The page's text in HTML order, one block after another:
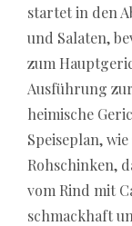
startet in den
und Salaten,
zum
Ausführung
heimische
Speiseplan,
Rohschinken,
vom Rind mit
schmackhaft